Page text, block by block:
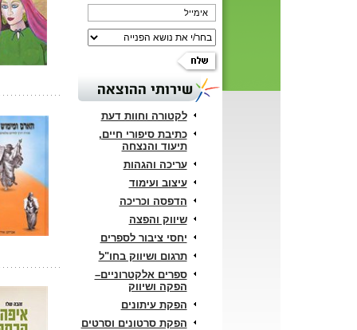
שירותי ההוצאה
לקטורה וחוות דעת
כתיבת סיפורי חיים,
תיעוד והנצחה
עריכה והגהות
עיצוב ועימוד
הדפסה וכריכה
שיווק והפצה
יחסי ציבור לספרים
תרגום ושיווק בחו"ל
ספרים אלקטרוניים–
הפקה ושיווק
הפקת עיתונים
הפקת סרטונים וסרטים